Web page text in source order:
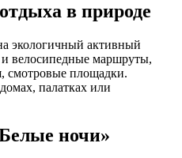
в природе
экологичный активный
велосипедные маршруты,
смотровые площадки.
палатках или
ночи»